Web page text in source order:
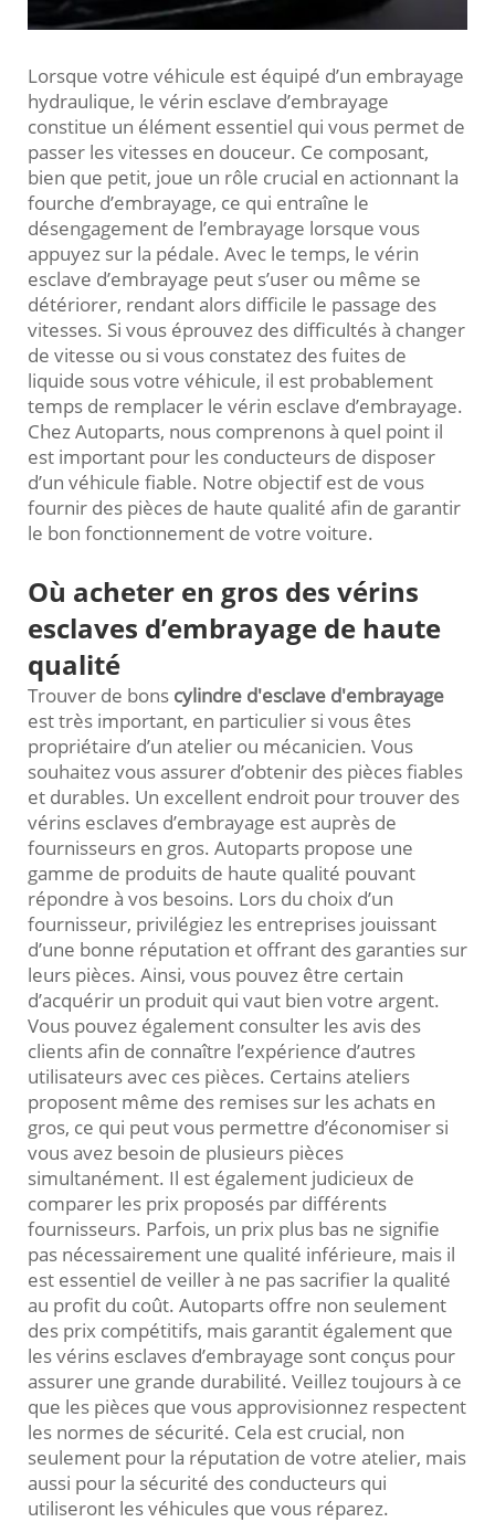
Lorsque votre véhicule est équipé d’un embrayage
hydraulique, le vérin esclave d’embrayage
constitue un élément essentiel qui vous permet de
passer les vitesses en douceur. Ce composant,
bien que petit, joue un rôle crucial en actionnant la
fourche d’embrayage, ce qui entraîne le
désengagement de l’embrayage lorsque vous
appuyez sur la pédale. Avec le temps, le vérin
esclave d’embrayage peut s’user ou même se
détériorer, rendant alors difficile le passage des
vitesses. Si vous éprouvez des difficultés à changer
de vitesse ou si vous constatez des fuites de
liquide sous votre véhicule, il est probablement
temps de remplacer le vérin esclave d’embrayage.
Chez Autoparts, nous comprenons à quel point il
est important pour les conducteurs de disposer
d’un véhicule fiable. Notre objectif est de vous
fournir des pièces de haute qualité afin de garantir
le bon fonctionnement de votre voiture.
Où acheter en gros des vérins
esclaves d’embrayage de haute
qualité
Trouver de bons cylindre d'esclave d'embrayage
est très important, en particulier si vous êtes
propriétaire d’un atelier ou mécanicien. Vous
souhaitez vous assurer d’obtenir des pièces fiables
et durables. Un excellent endroit pour trouver des
vérins esclaves d’embrayage est auprès de
fournisseurs en gros. Autoparts propose une
gamme de produits de haute qualité pouvant
répondre à vos besoins. Lors du choix d’un
fournisseur, privilégiez les entreprises jouissant
d’une bonne réputation et offrant des garanties sur
leurs pièces. Ainsi, vous pouvez être certain
d’acquérir un produit qui vaut bien votre argent.
Vous pouvez également consulter les avis des
clients afin de connaître l’expérience d’autres
utilisateurs avec ces pièces. Certains ateliers
proposent même des remises sur les achats en
gros, ce qui peut vous permettre d’économiser si
vous avez besoin de plusieurs pièces
simultanément. Il est également judicieux de
comparer les prix proposés par différents
fournisseurs. Parfois, un prix plus bas ne signifie
pas nécessairement une qualité inférieure, mais il
est essentiel de veiller à ne pas sacrifier la qualité
au profit du coût. Autoparts offre non seulement
des prix compétitifs, mais garantit également que
les vérins esclaves d’embrayage sont conçus pour
assurer une grande durabilité. Veillez toujours à ce
que les pièces que vous approvisionnez respectent
les normes de sécurité. Cela est crucial, non
seulement pour la réputation de votre atelier, mais
aussi pour la sécurité des conducteurs qui
utiliseront les véhicules que vous réparez.